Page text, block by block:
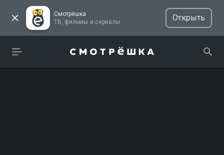
Смотрёшка
ТВ, фильмы и сериалы
Открыть